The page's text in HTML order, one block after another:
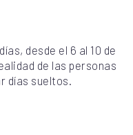
desde el 6 al 10 de
de las personas
días sueltos.